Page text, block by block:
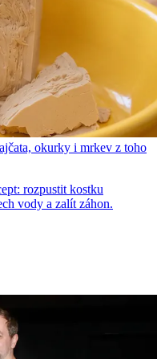
okurky i mrkev z toho
rozpustit kostku
vody a zalít záhon.